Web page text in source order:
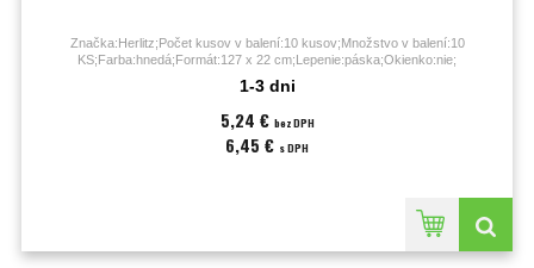
Značka:Herlitz;Počet kusov v balení:10 kusov;Množstvo v balení:10
KS;Farba:hnedá;Formát:127 x 22 cm;Lepenie:páska;Okienko:nie;
1-3 dni
5,24 € bez DPH
6,45 € s DPH